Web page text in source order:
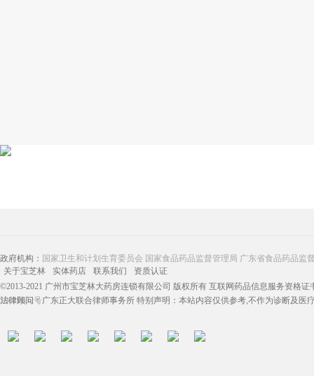
政府机构： 国家卫生和计划生育委员会 国家食品药品监督管理局 广东省食品药品监
关于宝芝林
实体药店 联系我们
资质认证
©2013-2021 广州市宝芝林大药房连锁有限公司 版权所有 互联网药品信息服务资格证
13019832号
法律顾问：广东正大联合律师事务所 特别声明：本站内容仅供参考,不作为诊断及医